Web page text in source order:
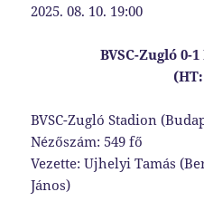
2025. 08. 10. 19:00
BVSC-Zugló 0-
BVSC-Zugló Stadion
Nézőszám: 549 fő
Vezette: Ujhelyi Tamás
János)